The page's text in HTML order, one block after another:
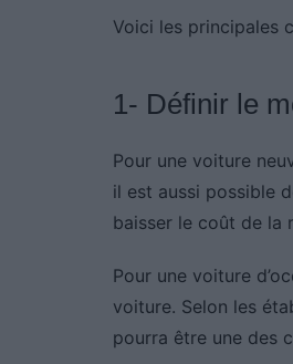
Voici les principales
1- Définir le
Pour une voiture
il est aussi possible
baisser le coût de la
Pour une voiture
voiture. Selon les
pourra être une des